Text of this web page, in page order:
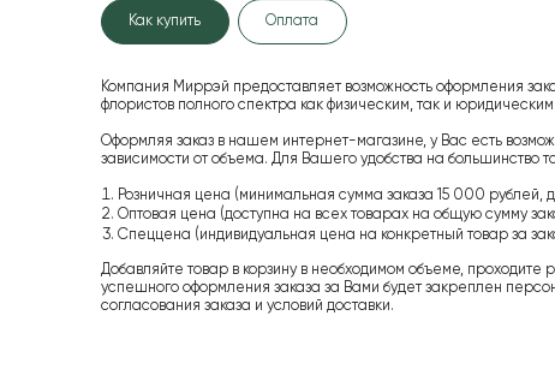
Как купить Оплата
Компания Миррэй предоставляет возможность оформления
флористов полного спектра как физическим, так и
Оформляя заказ в нашем интернет-магазине, у Вас есть
зависимости от объема. Для Вашего удобства на большинство
Розничная цена (минимальная сумма заказа 15 000 рублей,
Оптовая цена (доступна на всех товарах на общую сумму
Спеццена (индивидуальная цена на конкретный товар за
Добавляйте товар в корзину в необходимом объеме, проходите
успешного оформления заказа за Вами будет закреплен
согласования заказа и условий доставки.